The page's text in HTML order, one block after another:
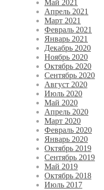
Май 2021
Апрель 2021
Март 2021
Февраль 2021
Январь 2021
Декабрь 2020
Ноябрь 2020
Октябрь 2020
Сентябрь 2020
Август 2020
Июль 2020
Май 2020
Апрель 2020
Март 2020
Февраль 2020
Январь 2020
Октябрь 2019
Сентябрь 2019
Май 2019
Октябрь 2018
Июль 2017